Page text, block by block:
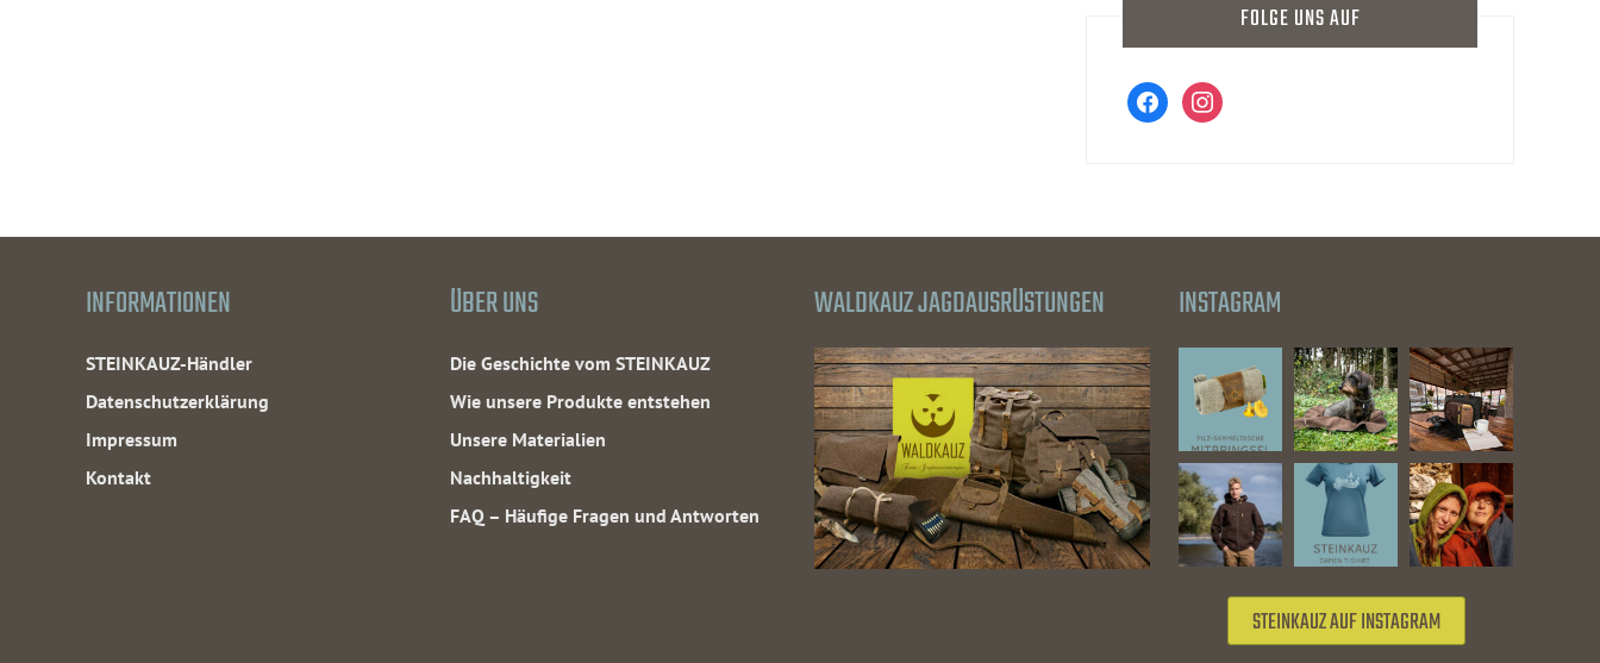
FOLGE UNS AUF
facebookinstagram
INFORMATIONEN
STEINKAUZ-Händler
Datenschutzerklärung
Impressum
Kontakt
ÜBER UNS
Die Geschichte vom STEINKAUZ
Wie unsere Produkte entstehen
Unsere Materialien
Nachhaltigkeit
FAQ – Häufige Fragen und Antworten
WALDKAUZ JAGDAUSRÜSTUNGEN INSTAGRAM
STEINKAUZ AUF INSTAGRAM